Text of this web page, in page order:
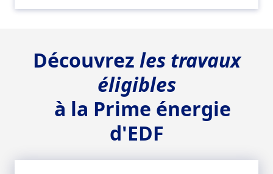
Découvrez les travaux
éligibles
à la Prime énergie
d'EDF